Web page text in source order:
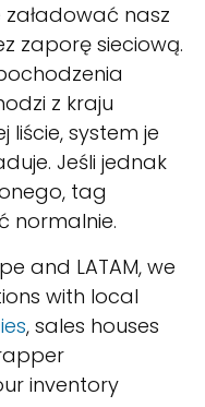
nasz
zaporę sieciową.
z kraju
liście, system je
Jeśli jednak
tag
normalnie.
and LATAM, we
with local
, sales houses
inventory